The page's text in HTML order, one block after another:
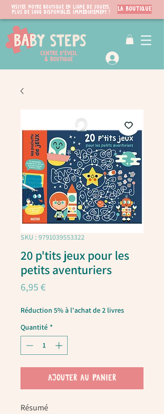
Visitez notre boutique en ligne de jouets.
PLUS de 3000 disponibles immédiatement !
LA BOUTIQUE
SKU : 9791039553322
20 p'tits jeux pour les
petits aventuriers
6,95 €Prix
Réduction 5% à l'achat de 2 livres
Quantité *
AJOUTER AU PANIER
Résumé